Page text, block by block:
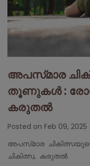
അപസ്‌മാര
തൂണുകൾ :
കരുതൽ
Posted on Feb 09, 2025
അപസ്‌മാര
ചികിത്സ, കരുതൽ